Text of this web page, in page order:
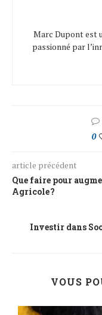
Marc Dupont est
passionné par
0
article précédent
Que faire pour
Agricole ?
Investir dans
VOUS